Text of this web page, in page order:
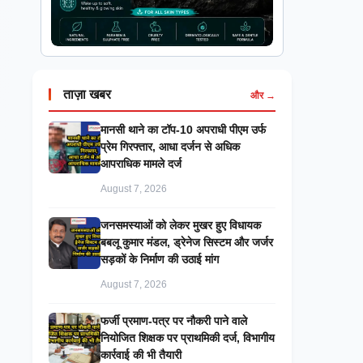
ताज़ा खबर और →
मानसी थाने का टॉप-10 अपराधी पीएम उर्फ
प्रेम गिरफ्तार, आधा दर्जन से अधिक
आपराधिक मामले दर्ज
August 7, 2026
जनसमस्याओं को लेकर मुखर हुए विधायक
बबलू कुमार मंडल, ड्रेनेज सिस्टम और जर्जर
सड़कों के निर्माण की उठाई मांग
August 7, 2026
फर्जी प्रमाण-पत्र पर नौकरी पाने वाले
नियोजित शिक्षक पर प्राथमिकी दर्ज, विभागीय
कार्रवाई की भी तैयारी